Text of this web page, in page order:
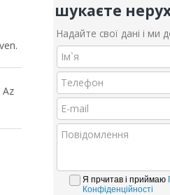
шукаєте
Надайте свої дані і
Я прчитав і приймаю
Конфіденційності